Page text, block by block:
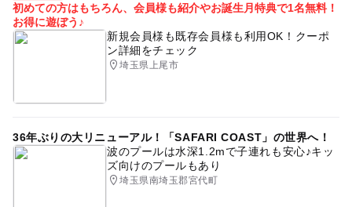
初めての方はもちろん、会員様も紹介やお誕生月特典で1名無料！
お得に遊ぼう♪
新規会員様も既存会員様も利用OK！クーポ
ン詳細をチェック
埼玉県上尾市
36年ぶりの大リニューアル！「SAFARI COAST」の世界へ！
波のプールは水深1.2mで子連れも安心♪キッ
ズ向けのプールもあり
埼玉県南埼玉郡宮代町